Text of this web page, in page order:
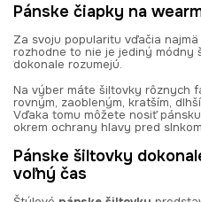
Pánske čiapky na
Za svoju popularitu vďačia
rozhodne to nie je jediný módny
dokonale rozumejú.
Na výber máte šiltovky rôznych
rovným, zaobleným, kratším,
Vďaka tomu môžete nosiť
okrem ochrany hlavy pred
Pánske šiltovky
voľný čas